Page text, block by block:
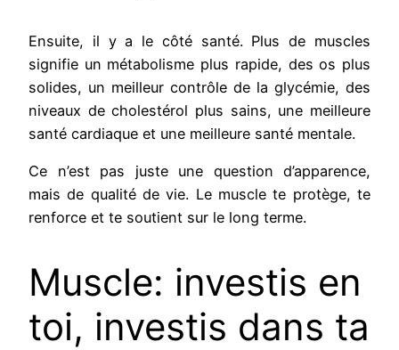
Ensuite, il y a le côté santé. Plus de muscles
signifie un métabolisme plus rapide, des os plus
solides, un meilleur contrôle de la glycémie, des
niveaux de cholestérol plus sains, une meilleure
santé cardiaque et une meilleure santé mentale.
Ce n’est pas juste une question d’apparence,
mais de qualité de vie. Le muscle te protège, te
renforce et te soutient sur le long terme.
Muscle: investis en
toi, investis dans ta